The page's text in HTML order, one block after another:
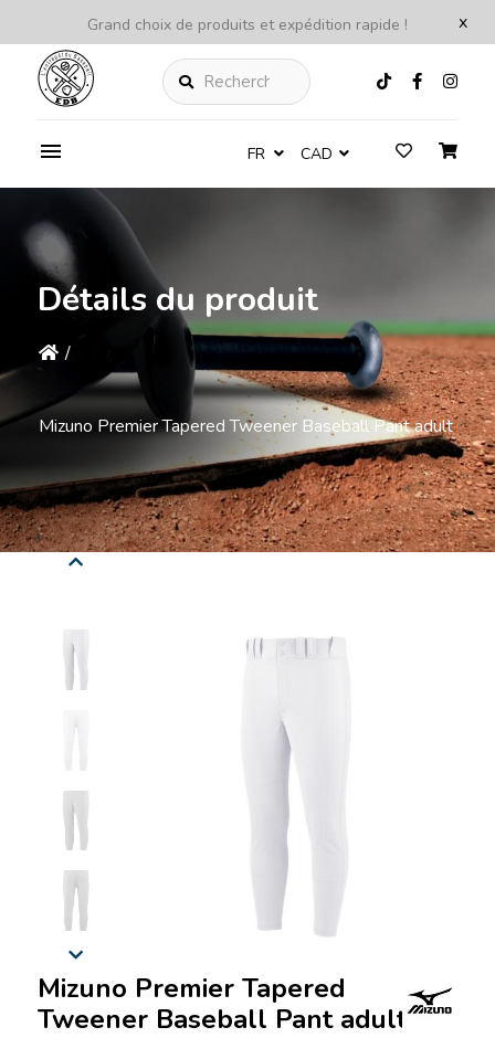
x
Grand choix de produits et expédition rapide !
Rechercher
FR CAD
Détails du produit
/
Mizuno Premier Tapered Tweener Baseball Pant adult
Mizuno Premier Tapered
Tweener Baseball Pant adult